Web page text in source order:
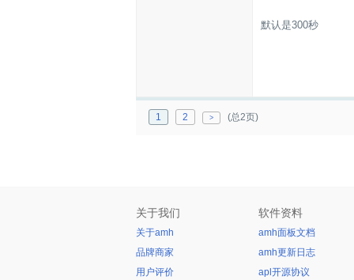
默认是300秒
1 2 > (总2页)
关于我们
关于amh
品牌商家
用户评价
软件资料
amh面板文档
amh更新日志
apl开源协议